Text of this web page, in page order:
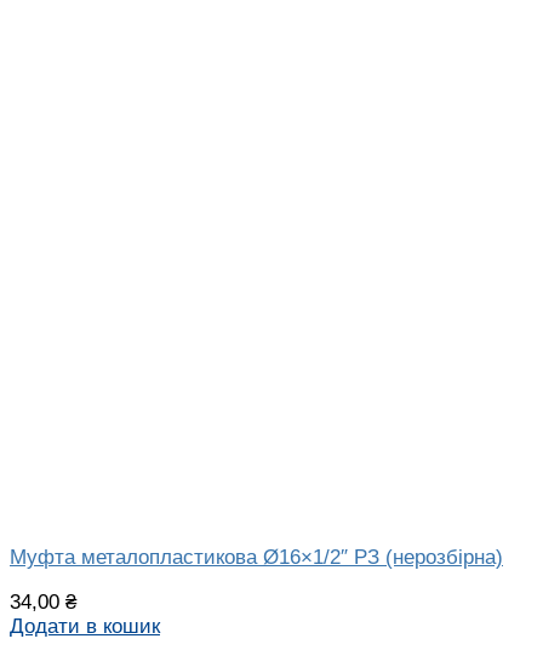
Муфта металопластикова Ø16×1/2″ РЗ (нерозбірна)
34,00 ₴
Додати в кошик